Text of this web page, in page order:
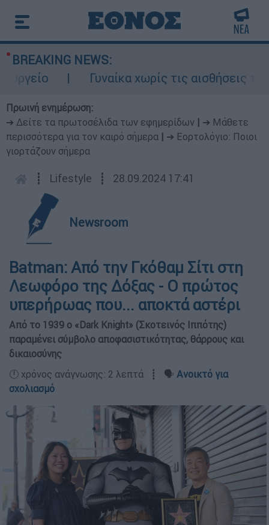
BREAKING NEWS:
Γυναίκα χωρίς τις αισθήσεις της
Πρωινή ενημέρωση:
➔ Δείτε τα πρωτοσέλιδα των εφημερίδων
➔ Μάθετε
περισσότερα για τον καιρό σήμερα
➔ Εορτολόγιο: Ποιοι
γιορτάζουν σήμερα
┋ Lifestyle ┋ 28.09.2024 17:41
Newsroom
Batman: Από την Γκόθαμ Σίτι στη
Λεωφόρο της Δόξας - Ο πρώτος
υπερήρωας που... αποκτά αστέρι
Από το 1939 ο «Dark Knight» (Σκοτεινός Ιππότης)
παραμένει σύμβολο αποφασιστικότητας, θάρρους και
δικαιοσύνης
🕛 χρόνος ανάγνωσης: 2 λεπτά ┋ 🗣️ Ανοικτό για
σχολιασμό